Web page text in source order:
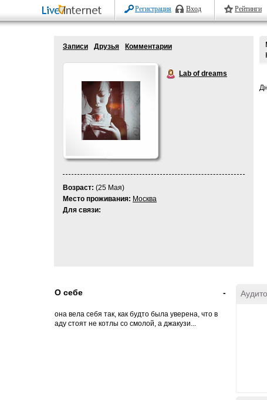
Регистрация Вход Рейтинги
Записи Друзья Комментарии
Lab of dreams
Возраст: (25 Мая)
Место проживания: Москва
Для связи:
-
О себе
она вела себя так, как будто была уверена, что в
аду стоят не котлы со смолой, а джакузи...